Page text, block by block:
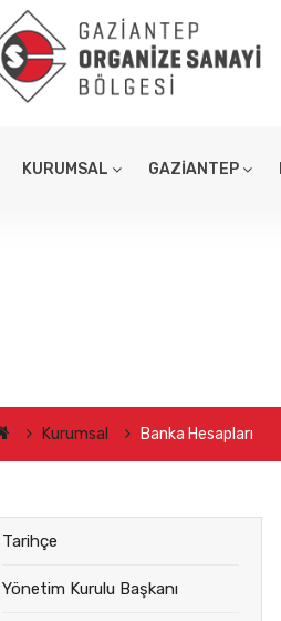
KURUMSAL GAZİANTEP
Kurumsal Banka Hesapları
Tarihçe
Yönetim Kurulu Başkanı